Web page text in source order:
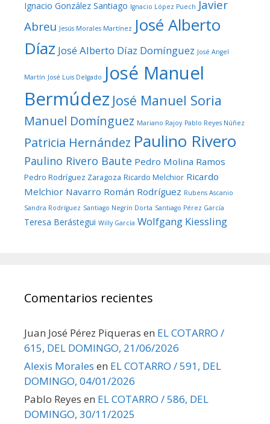
Ignacio González Santiago Ignacio López Puech Javier
Abreu Jesús Morales Martínez José Alberto
Díaz José Alberto Díaz Domínguez José Angel
Martín José Luis Delgado José Manuel
Bermúdez José Manuel Soria
Manuel Domínguez Mariano Rajoy Pablo Reyes Núñez
Patricia Hernández Paulino Rivero
Paulino Rivero Baute Pedro Molina Ramos
Pedro Rodríguez Zaragoza Ricardo Melchior Ricardo
Melchior Navarro Román Rodríguez Rubens Ascanio
Sandra Rodríguez Santiago Negrín Dorta Santiago Pérez García
Teresa Berástegui Willy García Wolfgang Kiessling
Comentarios recientes
Juan José Pérez Piqueras en EL COTARRO /
615, DEL DOMINGO, 21/06/2026
Alexis Morales en EL COTARRO / 591, DEL
DOMINGO, 04/01/2026
Pablo Reyes en EL COTARRO / 586, DEL
DOMINGO, 30/11/2025